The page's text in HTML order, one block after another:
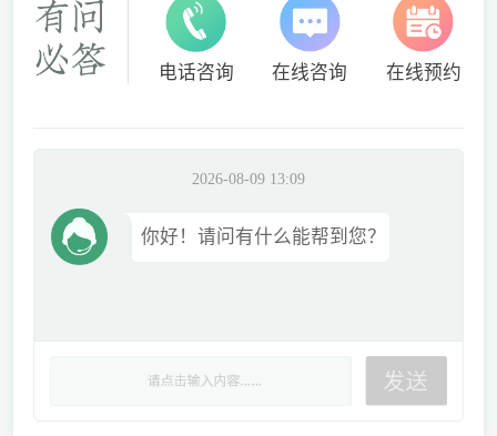
电话咨询 在线咨询 在线预约
2026-08-09 13:09
你好！请问有什么能帮到您？